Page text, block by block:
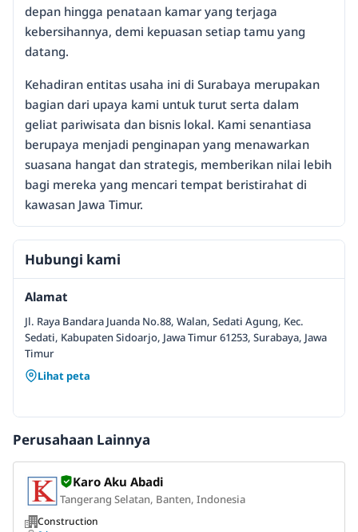
depan hingga penataan kamar yang terjaga
kebersihannya, demi kepuasan setiap tamu yang
datang.
Kehadiran entitas usaha ini di Surabaya merupakan
bagian dari upaya kami untuk turut serta dalam
geliat pariwisata dan bisnis lokal. Kami senantiasa
berupaya menjadi penginapan yang menawarkan
suasana hangat dan strategis, memberikan nilai lebih
bagi mereka yang mencari tempat beristirahat di
kawasan Jawa Timur.
Hubungi kami
Alamat
Jl. Raya Bandara Juanda No.88, Walan, Sedati Agung, Kec.
Sedati, Kabupaten Sidoarjo, Jawa Timur 61253, Surabaya, Jawa
Timur
Lihat peta
Perusahaan Lainnya
Karo Aku Abadi
Tangerang Selatan, Banten, Indonesia
Construction